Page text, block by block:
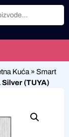
Kuća » Smart
Silver (TUYA)